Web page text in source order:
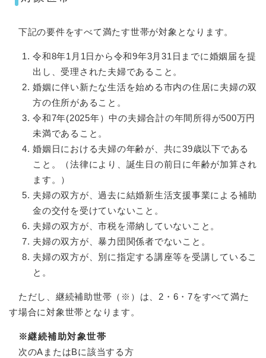
下記の要件をすべて満たす世帯が対象となります。
令和8年1月1日から令和9年3月31日までに婚姻届を提
出し、受理された夫婦であること。
婚姻に伴い新たな生活を始める市内の住居に夫婦の双
方の住所があること。
令和7年(2025年）中の夫婦合計の年間所得が500万円
未満であること。
婚姻日における夫婦の年齢が、共に39歳以下である
こと。（法律により、誕生日の前日に年齢が加算され
ます。）
夫婦の双方が、過去に結婚新生活支援事業による補助
金の交付を受けていないこと。
夫婦の双方が、市税を滞納していないこと。
夫婦の双方が、暴力団関係者でないこと。
夫婦の双方が、別に指定する講座等を受講しているこ
と。
ただし、継続補助世帯（※）は、2・6・7をすべて満た
す場合に対象世帯となります。
※継続補助対象世帯
次のAまたはBに該当する方